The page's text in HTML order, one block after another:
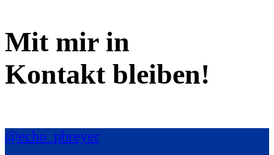
Mit mir in
Kontakt bleiben!
@echo_pbreyer